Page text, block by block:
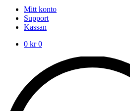
Mitt konto
Support
Kassan
0 kr 0